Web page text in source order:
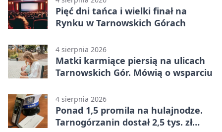
Pięć dni tańca i wielki finał na
Rynku w Tarnowskich Górach
4 sierpnia 2026
Matki karmiące piersią na ulicach
Tarnowskich Gór. Mówią o wsparciu
4 sierpnia 2026
Ponad 1,5 promila na hulajnodze.
Tarnogórzanin dostał 2,5 tys. zł